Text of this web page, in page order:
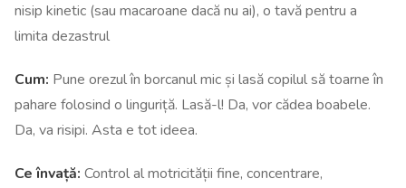
nisip kinetic (sau macaroane dacă nu ai), o tavă pentru a
limita dezastrul
Cum: Pune orezul în borcanul mic și lasă copilul să toarne în
pahare folosind o linguriță. Lasă-l! Da, vor cădea boabele.
Da, va risipi. Asta e tot ideea.
Ce învață: Control al motricității fine, concentrare,